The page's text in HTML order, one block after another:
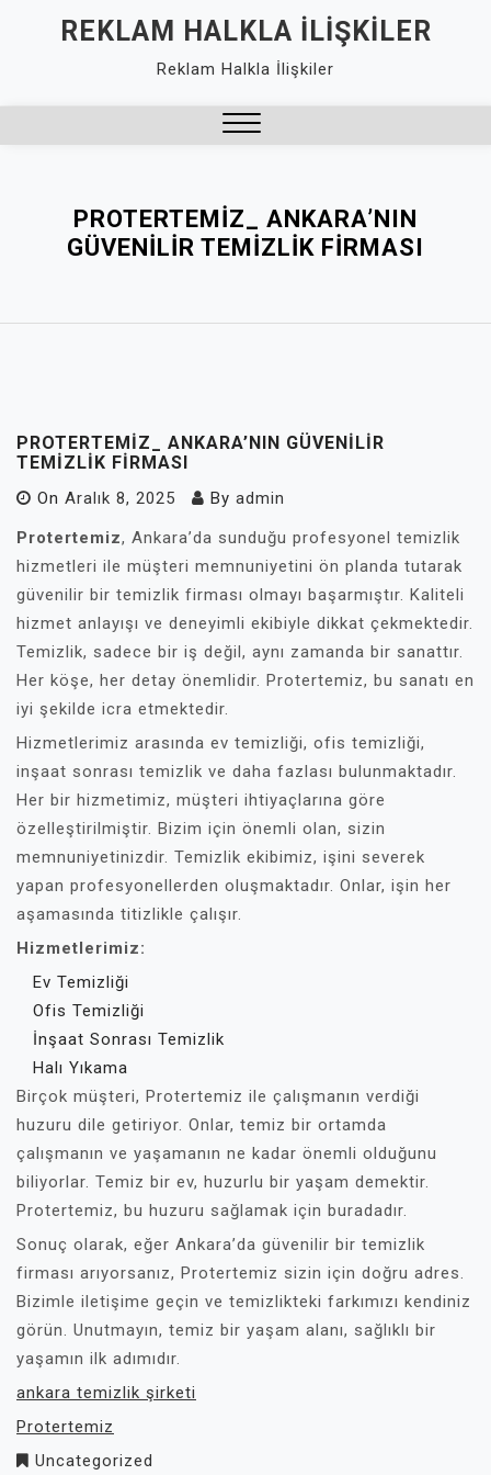
REKLAM HALKLA İLIŞKILER
Reklam Halkla İlişkiler
PROTERTEMIZ_ ANKARA’NIN
GÜVENILIR TEMIZLIK FIRMASI
PROTERTEMIZ_ ANKARA’NIN GÜVENILIR
TEMIZLIK FIRMASI
On Aralık 8, 2025 By admin
Protertemiz, Ankara’da sunduğu profesyonel temizlik
hizmetleri ile müşteri memnuniyetini ön planda tutarak
güvenilir bir temizlik firması olmayı başarmıştır. Kaliteli
hizmet anlayışı ve deneyimli ekibiyle dikkat çekmektedir.
Temizlik, sadece bir iş değil, aynı zamanda bir sanattır.
Her köşe, her detay önemlidir. Protertemiz, bu sanatı en
iyi şekilde icra etmektedir.
Hizmetlerimiz arasında ev temizliği, ofis temizliği,
inşaat sonrası temizlik ve daha fazlası bulunmaktadır.
Her bir hizmetimiz, müşteri ihtiyaçlarına göre
özelleştirilmiştir. Bizim için önemli olan, sizin
memnuniyetinizdir. Temizlik ekibimiz, işini severek
yapan profesyonellerden oluşmaktadır. Onlar, işin her
aşamasında titizlikle çalışır.
Hizmetlerimiz:
Ev Temizliği
Ofis Temizliği
İnşaat Sonrası Temizlik
Halı Yıkama
Birçok müşteri, Protertemiz ile çalışmanın verdiği
huzuru dile getiriyor. Onlar, temiz bir ortamda
çalışmanın ve yaşamanın ne kadar önemli olduğunu
biliyorlar. Temiz bir ev, huzurlu bir yaşam demektir.
Protertemiz, bu huzuru sağlamak için buradadır.
Sonuç olarak, eğer Ankara’da güvenilir bir temizlik
firması arıyorsanız, Protertemiz sizin için doğru adres.
Bizimle iletişime geçin ve temizlikteki farkımızı kendiniz
görün. Unutmayın, temiz bir yaşam alanı, sağlıklı bir
yaşamın ilk adımıdır.
ankara temizlik şirketi
Protertemiz
Uncategorized